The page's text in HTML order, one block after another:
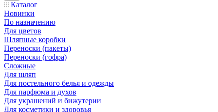
Каталог
Новинки
По назначению
Для цветов
Шляпные коробки
Переноски (пакеты)
Переноски (гофра)
Сложные
Для шляп
Для постельного белья и одежды
Для парфюма и духов
Для украшений и бижутерии
Для косметики и здоровья